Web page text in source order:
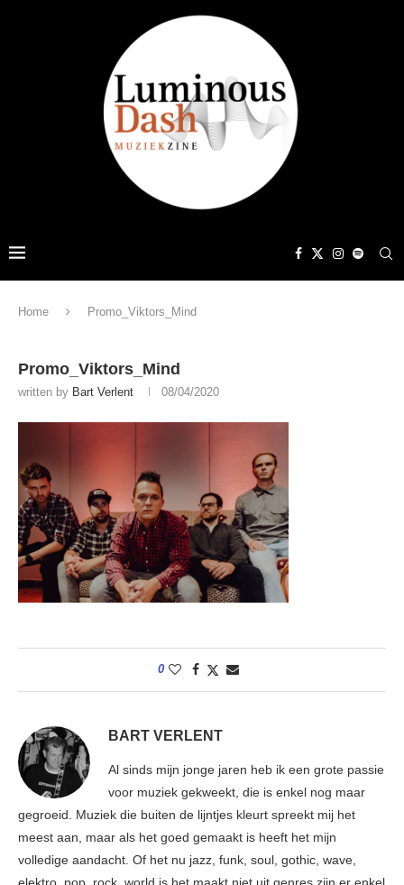
Home Promo_Viktors_Mind
Promo_Viktors_Mind
written by Bart Verlent 08/04/2020
0
BART VERLENT
Al sinds mijn jonge jaren heb ik een grote passie
voor muziek gekweekt, die is enkel nog maar
gegroeid. Muziek die buiten de lijntjes kleurt spreekt mij het
meest aan, maar als het goed gemaakt is heeft het mijn
volledige aandacht. Of het nu jazz, funk, soul, gothic, wave,